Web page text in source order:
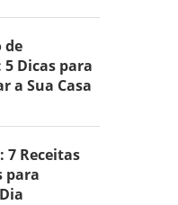
de
Dicas para
a Sua Casa
7 Receitas
para